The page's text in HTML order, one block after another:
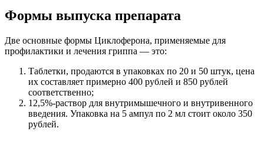
Формы выпуска препарата
Две основные формы Циклоферона, применяемые для
профилактики и лечения гриппа — это:
Таблетки, продаются в упаковках по 20 и 50 штук, цена
их составляет примерно 400 рублей и 850 рублей
соответственно;
12,5%-раствор для внутримышечного и внутривенного
введения. Упаковка на 5 ампул по 2 мл стоит около 350
рублей.